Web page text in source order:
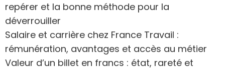
repérer et la bonne méthode pour la
déverrouiller
Salaire et carrière chez France Travail :
rémunération, avantages et accès au métier
Valeur d’un billet en francs : état, rareté et